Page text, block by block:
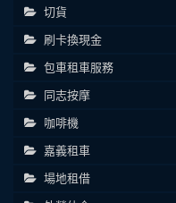
切貨
刷卡換現金
包車租車服務
同志按摩
咖啡機
嘉義租車
場地租借